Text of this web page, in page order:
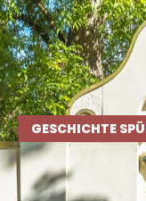
GESCHICHTE